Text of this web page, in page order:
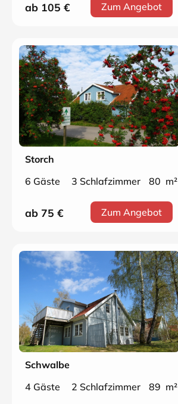
ab 105 € Zum Angebot
Storch
6 Gäste
3 Schlafzimmer 80 m²
ab 75 € Zum Angebot
Schwalbe
4 Gäste
2 Schlafzimmer 89 m²